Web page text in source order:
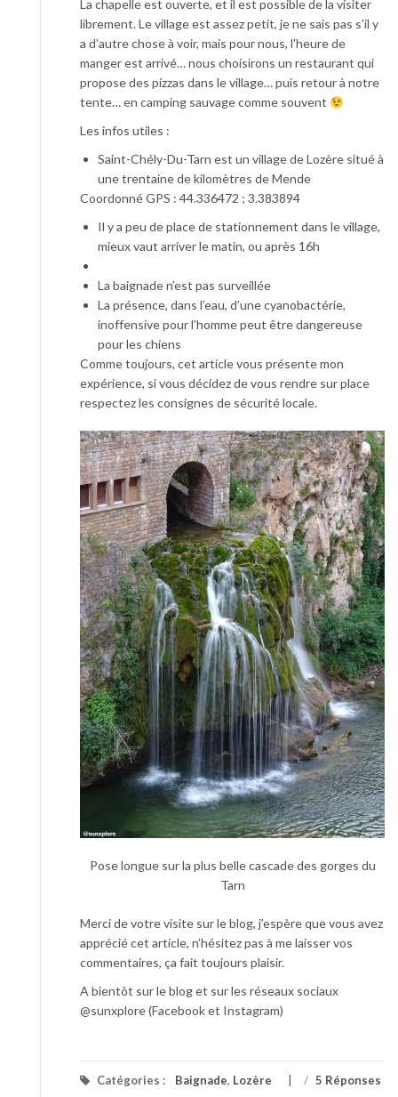
La chapelle est ouverte, et il est possible de la visiter
librement. Le village est assez petit, je ne sais pas s’il y
a d’autre chose à voir, mais pour nous, l’heure de
manger est arrivé… nous choisirons un restaurant qui
propose des pizzas dans le village… puis retour à notre
tente… en camping sauvage comme souvent
Les infos utiles :
Saint-Chély-Du-Tarn est un village de Lozère situé à
une trentaine de kilomètres de Mende
Coordonné GPS : 44.336472 ; 3.383894
Il y a peu de place de stationnement dans le village,
mieux vaut arriver le matin, ou après 16h
La baignade n’est pas surveillée
La présence, dans l’eau, d’une cyanobactérie,
inoffensive pour l’homme peut être dangereuse
pour les chiens
Comme toujours, cet article vous présente mon
expérience, si vous décidez de vous rendre sur place
respectez les consignes de sécurité locale.
Pose longue sur la plus belle cascade des gorges du
Tarn
Merci de votre visite sur le blog, j’espère que vous avez
apprécié cet article, n’hésitez pas à me laisser vos
commentaires, ça fait toujours plaisir.
A bientôt sur le blog et sur les réseaux sociaux
@sunxplore (Facebook et Instagram)
Catégories : Baignade, Lozère / 5 Réponses